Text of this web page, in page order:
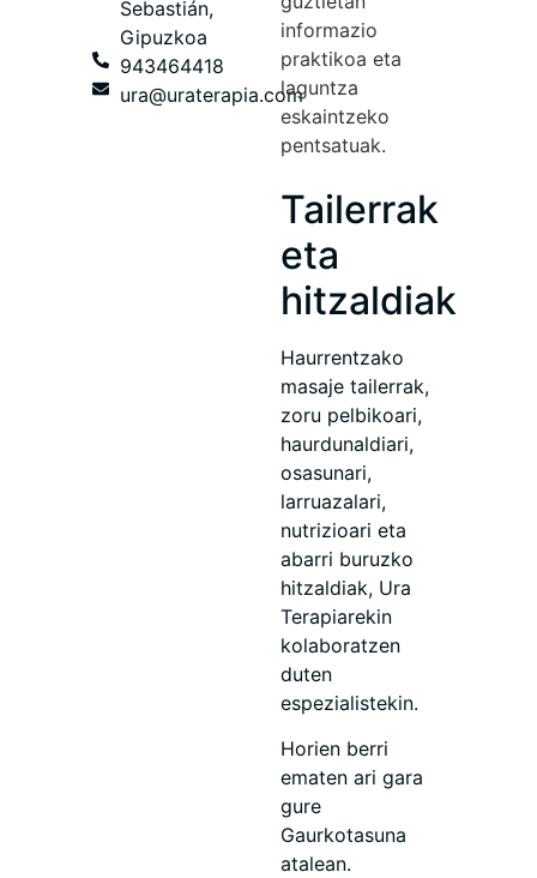
Sebastián,
Gipuzkoa
943464418
ura@uraterapia.com
informazio
praktikoa eta
laguntza
eskaintzeko
pentsatuak.
Tailerrak
eta
hitzaldiak
Haurrentzako
masaje tailerrak,
zoru pelbikoari,
haurdunaldiari,
osasunari,
larruazalari,
nutrizioari eta
abarri buruzko
hitzaldiak, Ura
Terapiarekin
kolaboratzen
duten
espezialistekin.
Horien berri
ematen ari gara
gure
Gaurkotasuna
atalean.